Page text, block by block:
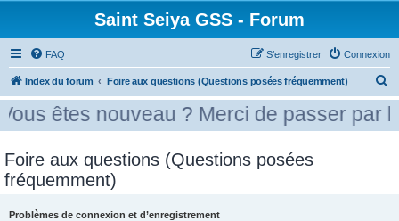
Saint Seiya GSS - Forum
FAQ Connexion
S’enregistrer
Index du forum Foire aux questions (Questions posées fréquemment)
e
c
? Merci de passer par la case
Foire aux questions (Questions posées
fréquemment)
Problèmes de connexion et d’enregistrement